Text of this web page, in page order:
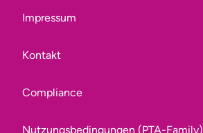
Impressum
Kontakt
Compliance
Nutzungsbedingungen (PTA-Family)